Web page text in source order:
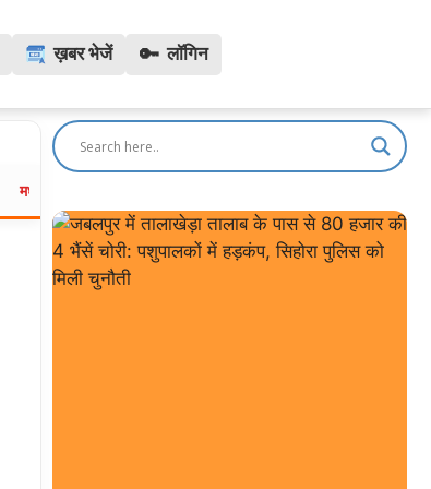
ख़बर भेजें 🔑 लॉगिन
उज्जैन में गूंजेगी बी प्राक की आवाज: श्रावण कला उत्सव में देंगे भजनों की